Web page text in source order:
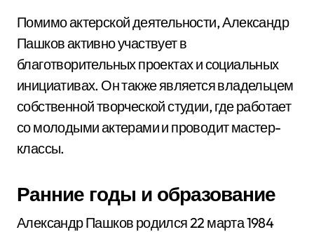
Помимо актерской деятельности, Александр
Пашков активно участвует в
благотворительных проектах и социальных
инициативах. Он также является владельцем
собственной творческой студии, где работает
со молодыми актерами и проводит мастер-
классы.
Ранние годы и образование
Александр Пашков родился 22 марта 1984